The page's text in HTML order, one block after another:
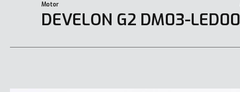
Motor
DEVELON G2 DM03-LED00